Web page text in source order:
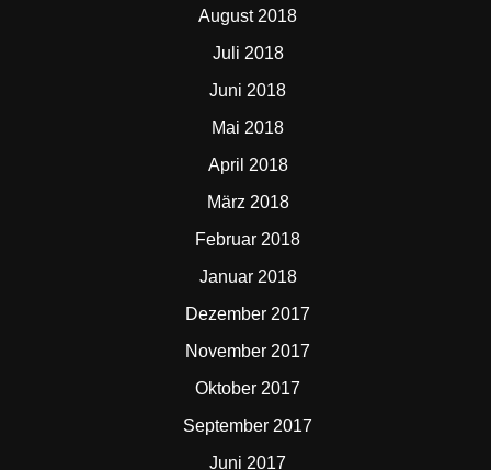
August 2018
Juli 2018
Juni 2018
Mai 2018
April 2018
März 2018
Februar 2018
Januar 2018
Dezember 2017
November 2017
Oktober 2017
September 2017
Juni 2017